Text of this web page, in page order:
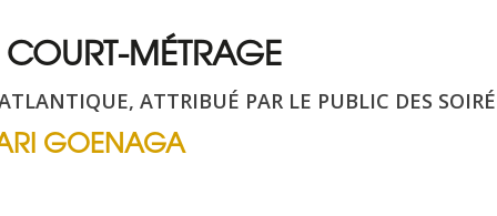
MÉTRAGE
ATTRIBUÉ PAR LE PUBLIC DES
GOENAGA